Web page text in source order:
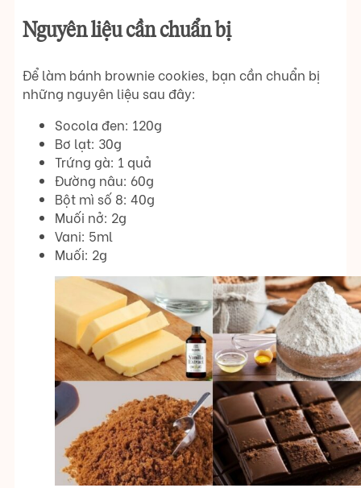
Nguyên liệu cần chuẩn bị
Để làm bánh brownie cookies, bạn cần chuẩn bị
những nguyên liệu sau đây:
Socola đen: 120g
Bơ lạt: 30g
Trứng gà: 1 quả
Đường nâu: 60g
Bột mì số 8: 40g
Muối nở: 2g
Vani: 5ml
Muối: 2g